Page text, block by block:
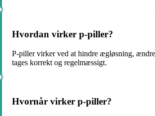
Hvordan virker p-piller?
P-piller virker ved at hindre ægløsning,
tages korrekt og regelmæssigt.
Hvornår virker p-piller?